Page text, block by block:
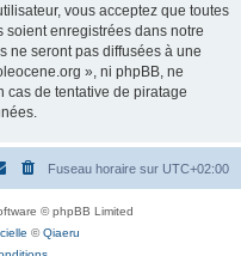
vous acceptez que toutes
soient enregistrées dans notre
ne seront pas diffusées à une
», ni phpBB, ne
cas de tentative de piratage
Fuseau horaire sur UTC+02:00
© phpBB Limited
©Qiaeru